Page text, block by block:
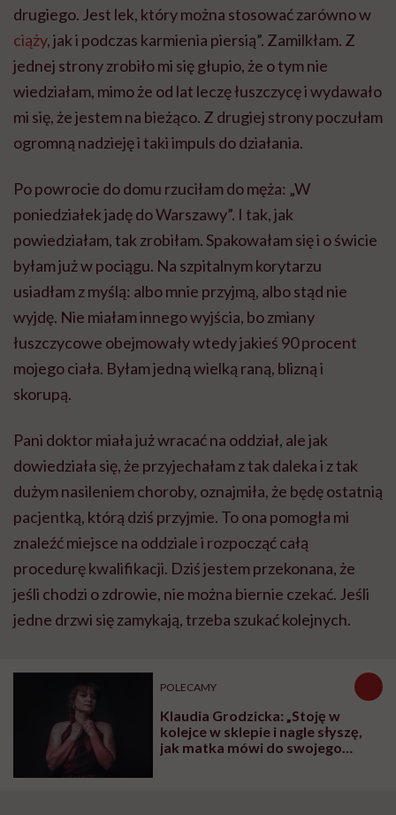
drugiego. Jest lek, który można stosować zarówno w
ciąży, jak i podczas karmienia piersią”. Zamilkłam. Z
jednej strony zrobiło mi się głupio, że o tym nie
wiedziałam, mimo że od lat leczę łuszczycę i wydawało
mi się, że jestem na bieżąco. Z drugiej strony poczułam
ogromną nadzieję i taki impuls do działania.
Po powrocie do domu rzuciłam do męża: „W
poniedziałek jadę do Warszawy”. I tak, jak
powiedziałam, tak zrobiłam. Spakowałam się i o świcie
byłam już w pociągu. Na szpitalnym korytarzu
usiadłam z myślą: albo mnie przyjmą, albo stąd nie
wyjdę. Nie miałam innego wyjścia, bo zmiany
łuszczycowe obejmowały wtedy jakieś 90 procent
mojego ciała. Byłam jedną wielką raną, blizną i
skorupą.
Pani doktor miała już wracać na oddział, ale jak
dowiedziała się, że przyjechałam z tak daleka i z tak
dużym nasileniem choroby, oznajmiła, że będę ostatnią
pacjentką, którą dziś przyjmie. To ona pomogła mi
znaleźć miejsce na oddziale i rozpocząć całą
procedurę kwalifikacji. Dziś jestem przekonana, że
jeśli chodzi o zdrowie, nie można biernie czekać. Jeśli
jedne drzwi się zamykają, trzeba szukać kolejnych.
POLECAMY
Klaudia Grodzicka: „Stoję w
kolejce w sklepie i nagle słyszę,
jak matka mówi do swojego